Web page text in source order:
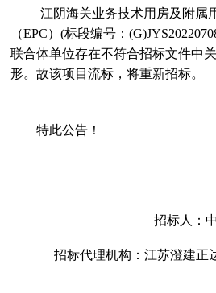
江阴海关业务技术用房及附属
（EPC）(标段编号：
联合体单位存在不符合招标文件中
形。故该项目流标，将重新招标。
特此公告！
招标人：
招标代理机构：江苏澄建正